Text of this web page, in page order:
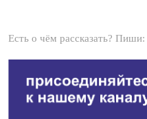
Есть о чём рассказать? Пиши: